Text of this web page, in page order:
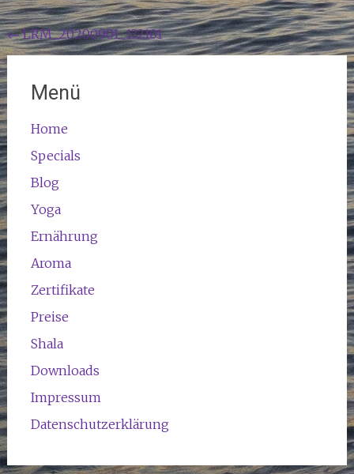
Beitragsnavigation
←LRM_20200901_132101
Menü
Home
Specials
Blog
Yoga
Ernährung
Aroma
Zertifikate
Preise
Shala
Downloads
Impressum
Datenschutzerklärung